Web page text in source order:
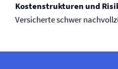
Kostenstrukturen und
Versicherte schwer